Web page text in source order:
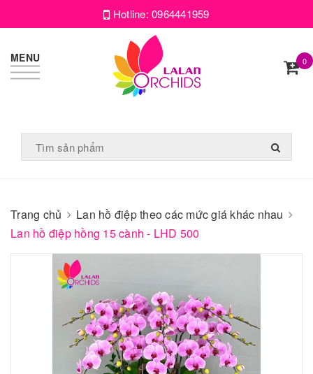
Hotline:0964441959
MENU 0
Trang chủ
Lan hồ điệp theo các mức giá khác nhau
Lan hồ điệp hồng 15 cành - LHD 500